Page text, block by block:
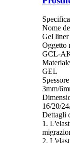
Specifica
Nome
Gel liner
Oggetto
GCL-
Materiale
GEL
Spessore
3mm/
16/20/
Dettagli
1.
2.